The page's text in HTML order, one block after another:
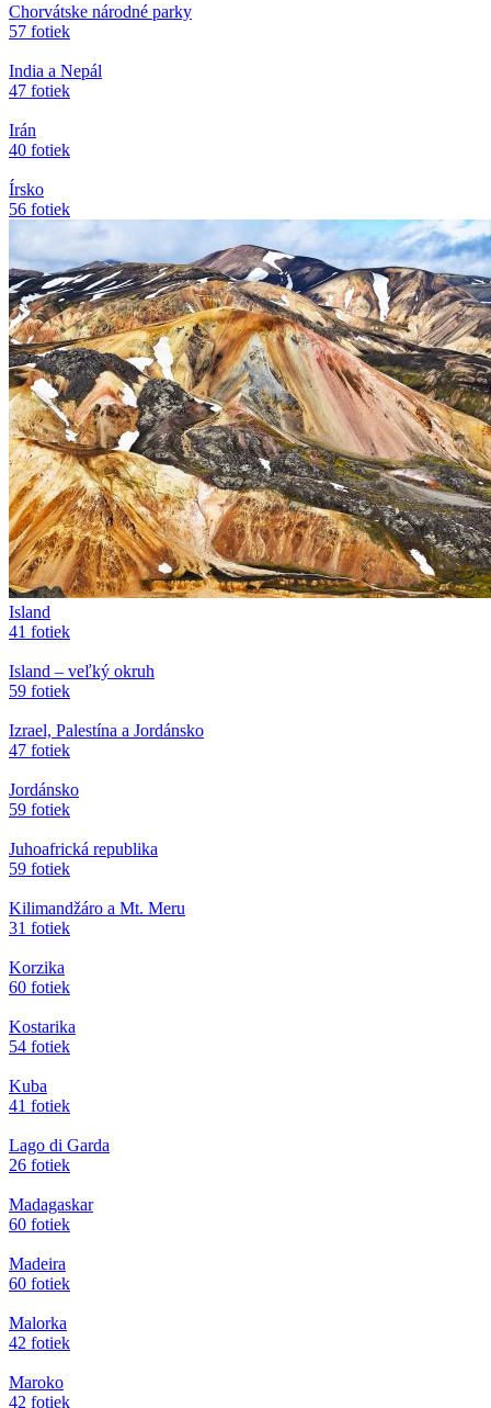
Chorvátske národné parky
57 fotiek
India a Nepál
47 fotiek
Irán
40 fotiek
Írsko
56 fotiek
Island
41 fotiek
Island – veľký okruh
59 fotiek
Izrael, Palestína a Jordánsko
47 fotiek
Jordánsko
59 fotiek
Juhoafrická republika
59 fotiek
Kilimandžáro a Mt. Meru
31 fotiek
Korzika
60 fotiek
Kostarika
54 fotiek
Kuba
41 fotiek
Lago di Garda
26 fotiek
Madagaskar
60 fotiek
Madeira
60 fotiek
Malorka
42 fotiek
Maroko
42 fotiek